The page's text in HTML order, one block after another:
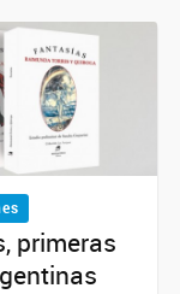
primeras